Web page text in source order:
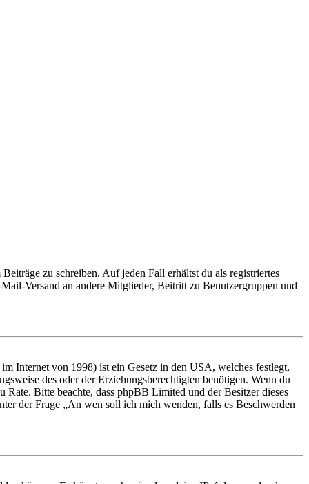
zu schreiben. Auf jeden Fall erhältst du als registriertes
Versand an andere Mitglieder, Beitritt zu Benutzergruppen und
Internet von 1998) ist ein Gesetz in den USA, welches festlegt,
des oder der Erziehungsberechtigten benötigen. Wenn du
Bitte beachte, dass phpBB Limited und der Besitzer dieses
der Frage „An wen soll ich mich wenden, falls es Beschwerden